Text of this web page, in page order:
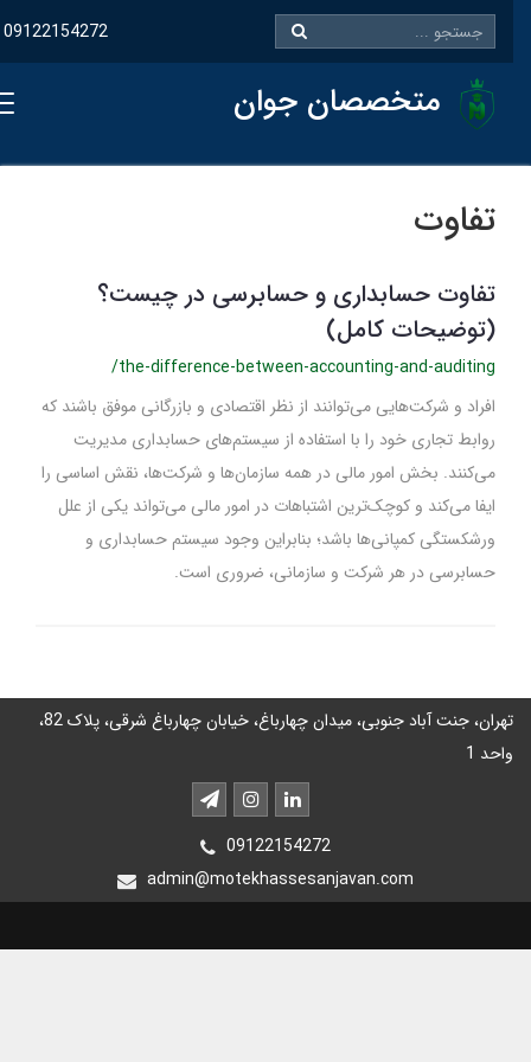
09122154272
متخصصان جوان
تفاوت
تفاوت حسابداری و حسابرسی در چیست؟
(توضیحات کامل)
/the-difference-between-accounting-and-auditing
افراد و شرکت‌هایی می‌توانند از نظر اقتصادی و بازرگانی موفق باشند که
روابط تجاری خود را با استفاده از سیستم‌های حسابداری مدیریت
می‌کنند. بخش امور مالی در همه سازمان‌ها و شرکت‌ها، نقش اساسی را
ایفا می‌کند و کوچک‌ترین اشتباهات در امور مالی می‌تواند یکی از علل
ورشکستگی کمپانی‌ها باشد؛ بنابراین وجود سیستم حسابداری و
حسابرسی در هر شرکت و سازمانی، ضروری است.
تهران، جنت آباد جنوبی، میدان چهارباغ، خیابان چهارباغ شرقی، پلاک 82،
واحد 1
09122154272
admin@motekhassesanjavan.com